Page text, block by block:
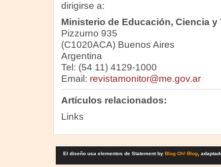
dirigirse a:
Ministerio de Educación, Ciencia
Pizzurno 935
(C1020ACA) Buenos Aires
Argentina
Tel: (54 11) 4129-1000
Email: revistamonitor@me.gov.ar
Artículos relacionados:
Links
El diseño usa elementos de Statement by Blog Oh! Blog,